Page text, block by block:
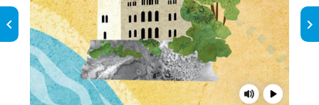
keyboard_arrow_left keyboard_arrow_right